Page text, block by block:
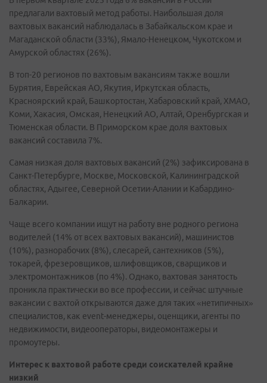
предлагали вахтовый метод работы. Наибольшая доля
вахтовых вакансий наблюдалась в Забайкальском крае и
Магаданской области (33%), Ямало-Ненецком, Чукотском и
Амурской областях (26%).
В топ-20 регионов по вахтовым вакансиям также вошли
Бурятия, Еврейская АО, Якутия, Иркутская область,
Красноярский край, Башкортостан, Хабаровский край, ХМАО,
Коми, Хакасия, Омская, Ненецкий АО, Алтай, Оренбургская и
Тюменская области. В Приморском крае доля вахтовых
вакансий составила 7%.
Самая низкая доля вахтовых вакансий (2%) зафиксирована в
Санкт-Петербурге, Москве, Московской, Калининградской
областях, Адыгее, Северной Осетии-Алании и Кабардино-
Балкарии.
Чаще всего компании ищут на работу вне родного региона
водителей (14% от всех вахтовых вакансий), машинистов
(10%), разнорабочих (8%), слесарей, сантехников (5%),
токарей, фрезеровщиков, шлифовщиков, сварщиков и
электромонтажников (по 4%). Однако, вахтовая занятость
проникла практически во все профессии, и сейчас штучные
вакансии с вахтой открываются даже для таких «нетипичных»
специалистов, как event-менеджеры, оценщики, агенты по
недвижимости, видеооператоры, видеомонтажеры и
промоутеры.
Интерес к вахтовой работе среди соискателей крайне
низкий